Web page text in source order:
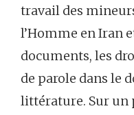
travail des
l’Homme en Iran
documents, les
de parole dans le
littérature. Sur un